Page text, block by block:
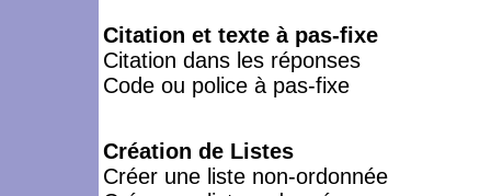
Citation et texte à pas-fixe
Citation dans les réponses
Code ou police à pas-fixe
Création de Listes
Créer une liste non-ordonnée